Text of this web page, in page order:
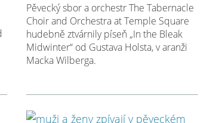
Pěvecký sbor a orchestr The Tabernacle
Choir and Orchestra at Temple Square
hudebně ztvárnily píseň „In the Bleak
Midwinter“ od Gustava Holsta, v aranži
Macka Wilberga.